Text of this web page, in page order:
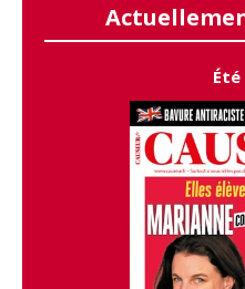
Été